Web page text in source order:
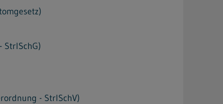
StrlSchG)
- StrlSchV)